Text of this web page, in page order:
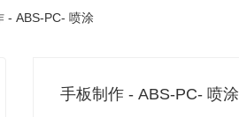
- ABS-PC- 喷涂
手板制作 - ABS-PC- 喷涂